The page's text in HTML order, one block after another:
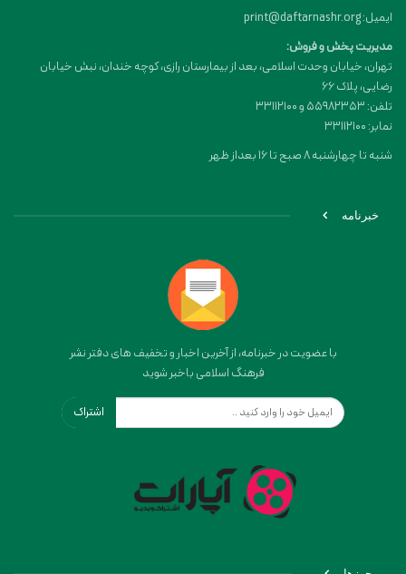
ایمیل: print@daftarnashr.org
مدیریت پخش و فروش:
تهران، خیابان وحدت اسلامی، بعد از بیمارستان رازی، کوچه خندان، نبش خیابان
رضایی، پلاک ۶۶
تلفن: 55982353 و 33112100
نمابر: 33112100
شنبه تا چهارشنبه 8 صبح تا 16 بعداز ظهر
خبرنامه
با عضویت در خبرنامه، از آخرین اخبار و تخفیف های دفتر نشر
فرهنگ اسلامی باخبر شوید
اشتراک